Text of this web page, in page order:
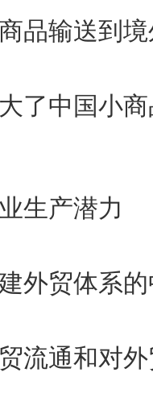
品输送到
了中国小
生产潜力
外贸体系
流通和对